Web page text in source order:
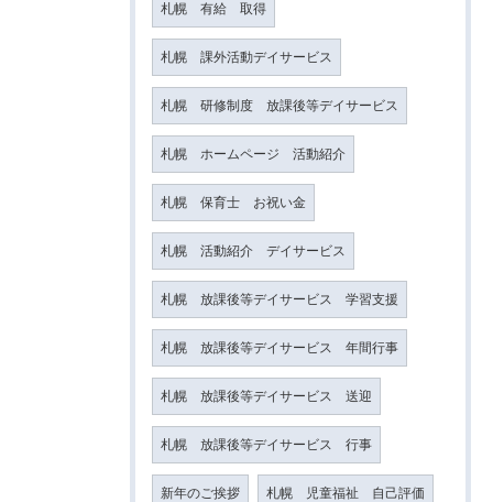
札幌 有給 取得
札幌 課外活動デイサービス
札幌 研修制度 放課後等デイサービス
札幌 ホームページ 活動紹介
札幌 保育士 お祝い金
札幌 活動紹介 デイサービス
札幌 放課後等デイサービス 学習支援
札幌 放課後等デイサービス 年間行事
札幌 放課後等デイサービス 送迎
札幌 放課後等デイサービス 行事
新年のご挨拶 札幌 児童福祉 自己評価